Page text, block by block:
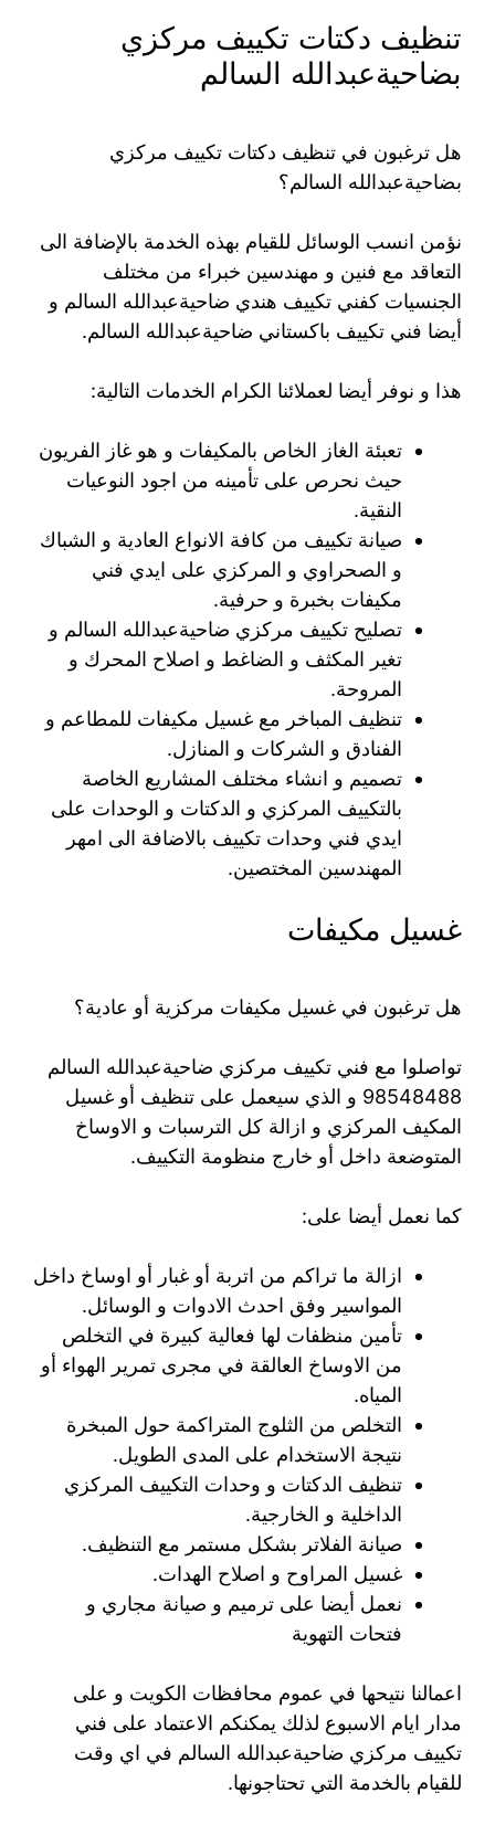
تنظيف دكتات تكييف مركزي
بضاحيةعبدالله السالم
هل ترغبون في تنظيف دكتات تكييف مركزي
بضاحيةعبدالله السالم؟
نؤمن انسب الوسائل للقيام بهذه الخدمة بالإضافة الى
التعاقد مع فنين و مهندسين خبراء من مختلف
الجنسيات كفني تكييف هندي ضاحيةعبدالله السالم و
أيضا فني تكييف باكستاني ضاحيةعبدالله السالم.
هذا و نوفر أيضا لعملائنا الكرام الخدمات التالية:
تعبئة الغاز الخاص بالمكيفات و هو غاز الفريون
حيث نحرص على تأمينه من اجود النوعيات
النقية.
صيانة تكييف من كافة الانواع العادية و الشباك
و الصحراوي و المركزي على ايدي فني
مكيفات بخبرة و حرفية.
تصليح تكييف مركزي ضاحيةعبدالله السالم و
تغير المكثف و الضاغط و اصلاح المحرك و
المروحة.
تنظيف المباخر مع غسيل مكيفات للمطاعم و
الفنادق و الشركات و المنازل.
تصميم و انشاء مختلف المشاريع الخاصة
بالتكييف المركزي و الدكتات و الوحدات على
ايدي فني وحدات تكييف بالاضافة الى امهر
المهندسين المختصين.
غسيل مكيفات
هل ترغبون في غسيل مكيفات مركزية أو عادية؟
تواصلوا مع فني تكييف مركزي ضاحيةعبدالله السالم
98548488 و الذي سيعمل على تنظيف أو غسيل
المكيف المركزي و ازالة كل الترسبات و الاوساخ
المتوضعة داخل أو خارج منظومة التكييف.
كما نعمل أيضا على:
ازالة ما تراكم من اتربة أو غبار أو اوساخ داخل
المواسير وفق احدث الادوات و الوسائل.
تأمين منظفات لها فعالية كبيرة في التخلص
من الاوساخ العالقة في مجرى تمرير الهواء أو
المياه.
التخلص من الثلوج المتراكمة حول المبخرة
نتيجة الاستخدام على المدى الطويل.
تنظيف الدكتات و وحدات التكييف المركزي
الداخلية و الخارجية.
صيانة الفلاتر بشكل مستمر مع التنظيف.
غسيل المراوح و اصلاح الهدات.
نعمل أيضا على ترميم و صيانة مجاري و
فتحات التهوية
اعمالنا نتيحها في عموم محافظات الكويت و على
مدار ايام الاسبوع لذلك يمكنكم الاعتماد على فني
تكييف مركزي ضاحيةعبدالله السالم في اي وقت
للقيام بالخدمة التي تحتاجونها.